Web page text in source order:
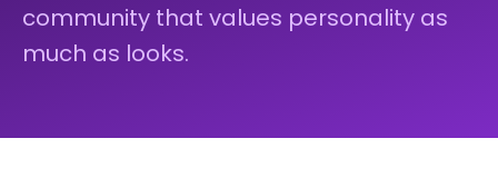
community that values personality as
much as looks.